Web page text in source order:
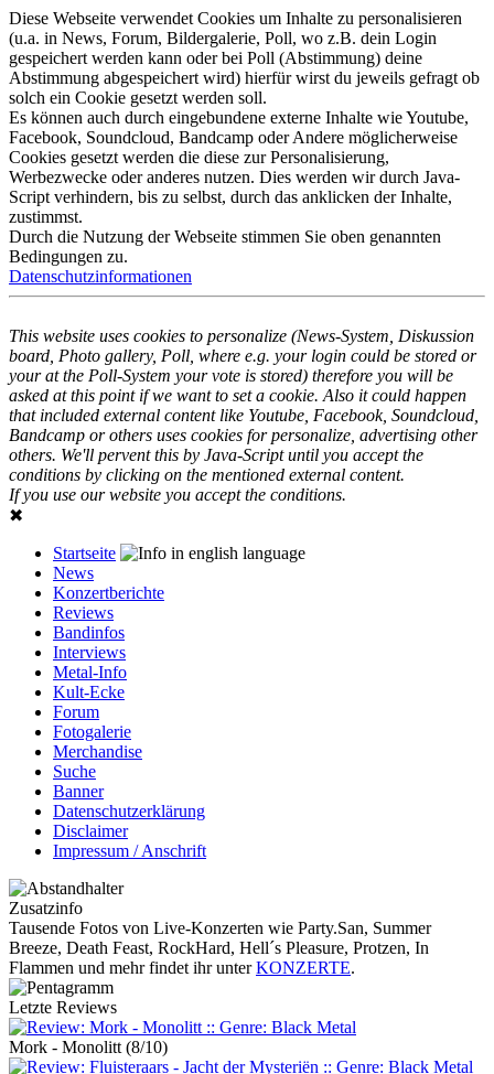
Diese Webseite verwendet Cookies um Inhalte zu personalisieren
(u.a. in News, Forum, Bildergalerie, Poll, wo z.B. dein Login
gespeichert werden kann oder bei Poll (Abstimmung) deine
Abstimmung abgespeichert wird) hierfür wirst du jeweils gefragt ob
solch ein Cookie gesetzt werden soll.
Es können auch durch eingebundene externe Inhalte wie Youtube,
Facebook, Soundcloud, Bandcamp oder Andere möglicherweise
Cookies gesetzt werden die diese zur Personalisierung,
Werbezwecke oder anderes nutzen. Dies werden wir durch Java-
Script verhindern, bis zu selbst, durch das anklicken der Inhalte,
zustimmst.
Durch die Nutzung der Webseite stimmen Sie oben genannten
Bedingungen zu.
Datenschutzinformationen
This website uses cookies to personalize (News-System, Diskussion
board, Photo gallery, Poll, where e.g. your login could be stored or
your at the Poll-System your vote is stored) therefore you will be
asked at this point if we want to set a cookie. Also it could happen
that included external content like Youtube, Facebook, Soundcloud,
Bandcamp or others uses cookies for personalize, advertising other
others. We'll pervent this by Java-Script until you accept the
conditions by clicking on the mentioned external content.
If you use our website you accept the conditions.
✖
Startseite
News
Konzertberichte
Reviews
Bandinfos
Interviews
Metal-Info
Kult-Ecke
Forum
Fotogalerie
Merchandise
Suche
Banner
Datenschutzerklärung
Disclaimer
Impressum / Anschrift
Zusatzinfo
Tausende Fotos von Live-Konzerten wie Party.San, Summer
Breeze, Death Feast, RockHard, Hell´s Pleasure, Protzen, In
Flammen und mehr findet ihr unterKONZERTE.
Letzte Reviews
Mork - Monolitt (8/10)